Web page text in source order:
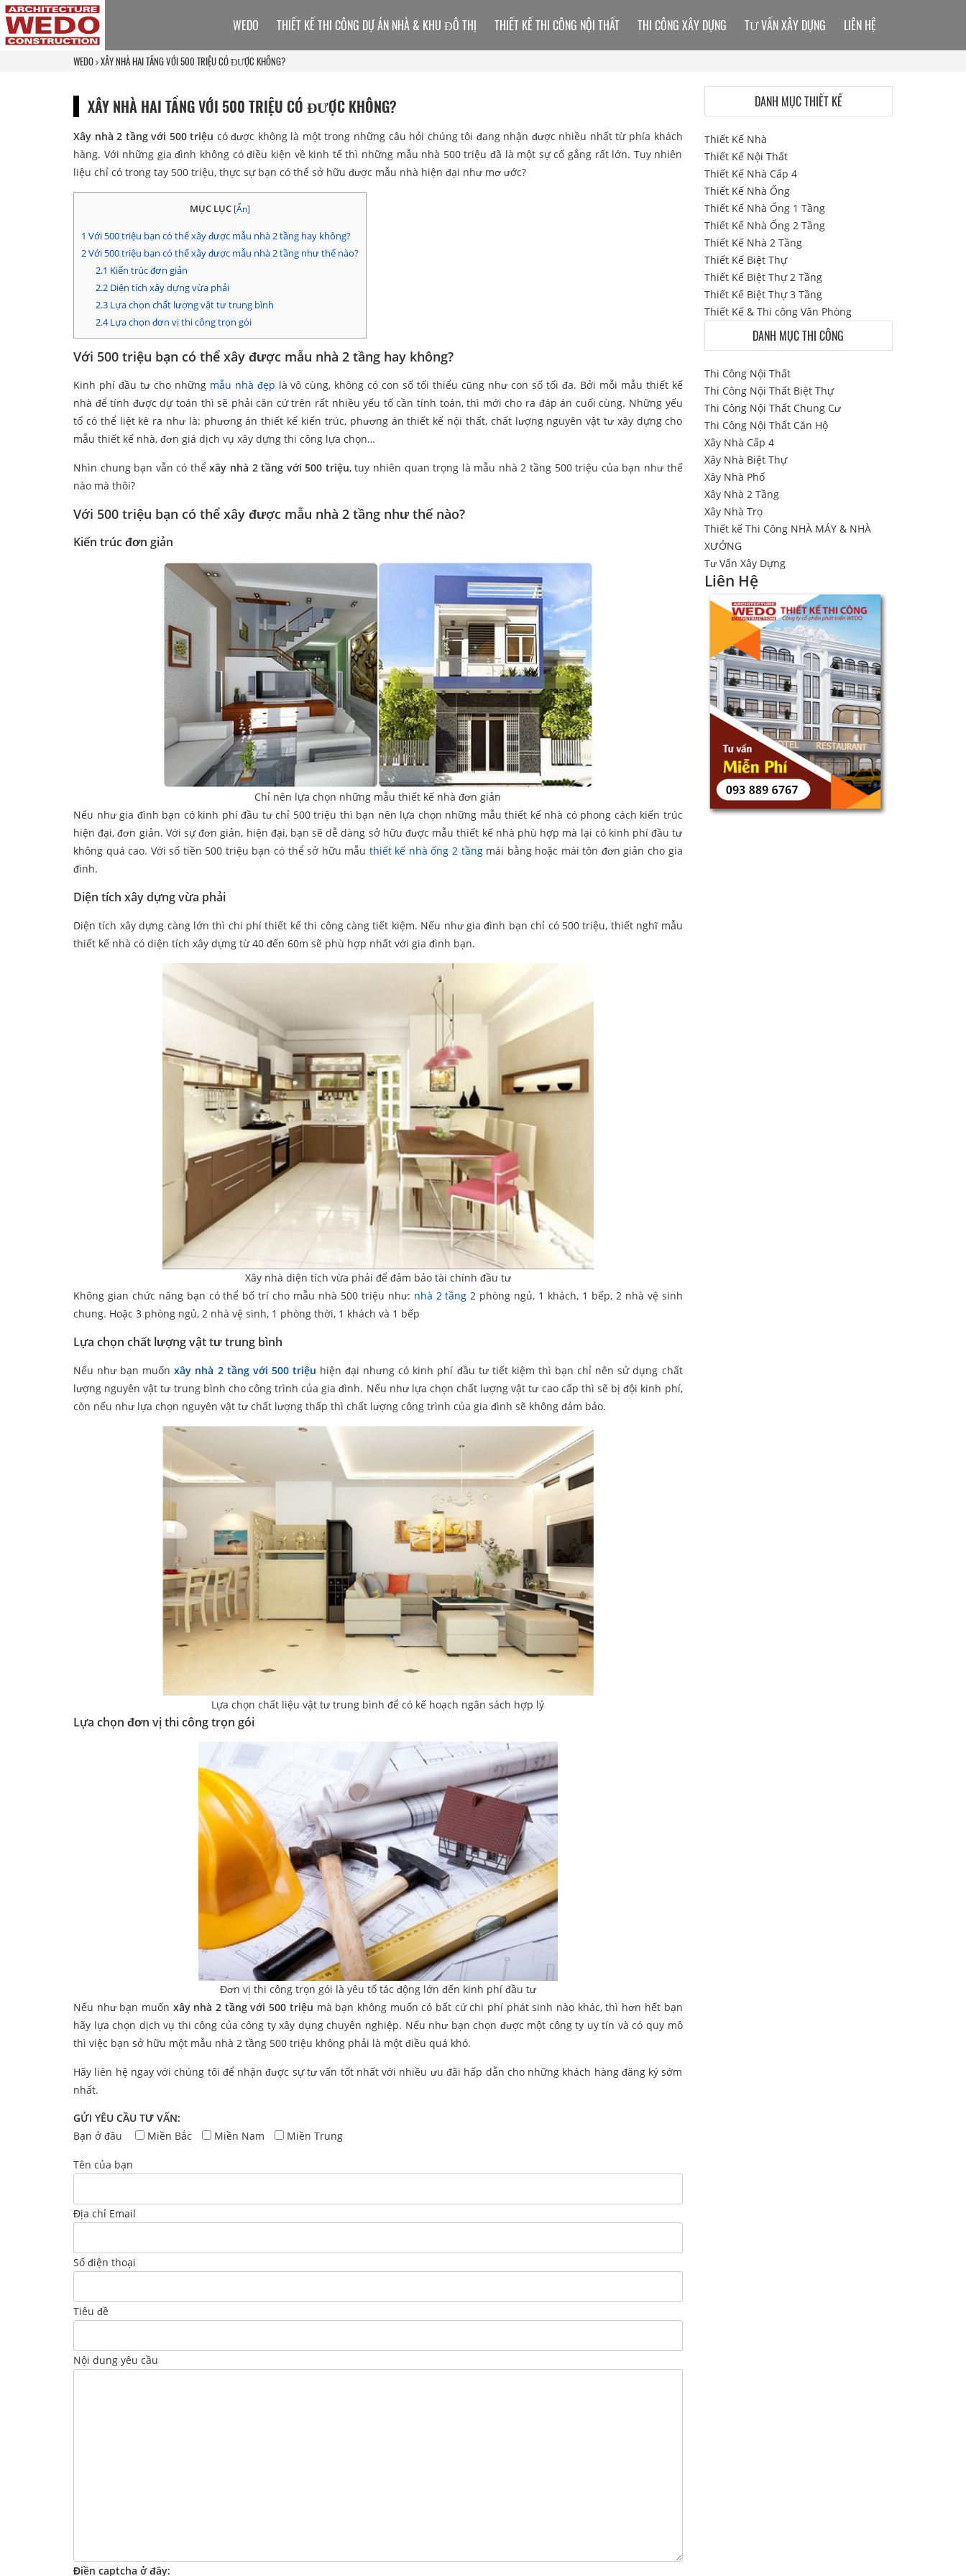
WEDO XÂY NHÀ HAI TẦNG VỚI 500 TRIỆU CÓ ĐƯỢC KHÔNG?
XÂY NHÀ HAI TẦNG VỚI 500 TRIỆU CÓ ĐƯỢC KHÔNG?
Xây nhà 2 tầng với 500 triệu có được không là một trong những câu hỏi chúng tôi đang nhận được nhiều nhất từ phía khách
hàng. Với những gia đình không có điều kiện về kinh tế thì những mẫu nhà 500 triệu đã là một sự cố gắng rất lớn. Tuy nhiên
liệu chỉ có trong tay 500 triệu, thực sự bạn có thể sở hữu được mẫu nhà hiện đại như mơ ước?
MỤC LỤC [Ẩn]
1 Với 500 triệu bạn có thể xây được mẫu nhà 2 tầng hay không?
2Với 500 triệu bạn có thể xây được mẫu nhà 2 tầng như thế nào?
2.1 Kiến trúc đơn giản
2.2Diện tích xây dựng vừa phải
2.3Lựa chọn chất lượng vật tư trung bình
2.4Lựa chọn đơn vị thi công trọn gói
Với 500 triệu bạn có thể xây được mẫu nhà 2 tầng hay không?
Kinh phí đầu tư cho những mẫu nhà đẹp là vô cùng, không có con số tối thiểu cũng như con số tối đa. Bởi mỗi mẫu thiết kế
nhà để tính được dự toán thì sẽ phải căn cứ trên rất nhiều yếu tố cần tính toán, thì mới cho ra đáp án cuối cùng. Những yếu
tố có thể liệt kê ra như là: phương án thiết kế kiến trúc, phương án thiết kế nội thất, chất lượng nguyên vật tư xây dựng cho
mẫu thiết kế nhà, đơn giá dịch vụ xây dựng thi công lựa chọn…
Nhìn chung bạn vẫn có thểxây nhà 2 tầng với 500 triệu, tuy nhiên quan trọng là mẫu nhà 2 tầng 500 triệu của bạn như thế
nào mà thôi?
Với 500 triệu bạn có thể xây được mẫu nhà 2 tầng như thế nào?
Kiến trúc đơn giản
Chỉ nên lựa chọn những mẫu thiết kế nhà đơn giản
Nếu như gia đình bạn có kinh phí đầu tư chỉ 500 triệu thì bạn nên lựa chọn những mẫu thiết kế nhà có phong cách kiến trúc
hiện đại, đơn giản. Với sự đơn giản, hiện đại, bạn sẽ dễ dàng sở hữu được mẫu thiết kế nhà phù hợp mà lại có kinh phí đầu tư
không quá cao. Với số tiền 500 triệu bạn có thể sở hữu mẫu thiết kế nhà ống 2 tầngmái bằng hoặc mái tôn đơn giản cho gia
đình.
Diện tích xây dựng vừa phải
Diện tích xây dựng càng lớn thì chi phí thiết kế thi công càng tiết kiệm. Nếu như gia đình bạn chỉ có 500 triệu, thiết nghĩ mẫu
thiết kế nhà có diện tích xây dựng từ 40 đến 60m sẽ phù hợp nhất với gia đình bạn.
Xây nhà diện tích vừa phải để đảm bảo tài chính đầu tư
Không gian chức năng bạn có thể bố trí cho mẫu nhà 500 triệu như: nhà 2 tầng 2 phòng ngủ, 1 khách, 1 bếp, 2 nhà vệ sinh
chung. Hoặc 3 phòng ngủ, 2 nhà vệ sinh, 1 phòng thời, 1 khách và 1 bếp
Lựa chọn chất lượng vật tư trung bình
Nếu như bạn muốnxây nhà 2 tầng với 500 triệu hiện đại nhưng có kinh phí đầu tư tiết kiệm thì bạn chỉ nên sử dụng chất
lượng nguyên vật tư trung bình cho công trình của gia đình. Nếu như lựa chọn chất lượng vật tư cao cấp thì sẽ bị đội kinh phí,
còn nếu như lựa chọn nguyên vật tư chất lượng thấp thì chất lượng công trình của gia đình sẽ không đảm bảo.
Lựa chọn chất liệu vật tư trung bình để có kế hoạch ngân sách hợp lý
Lựa chọn đơn vị thi công trọn gói
Đơn vị thi công trọn gói là yêu tố tác động lớn đến kinh phí đầu tư
Nếu như bạn muốn xây nhà 2 tầng với 500 triệu mà bạn không muốn có bất cứ chi phí phát sinh nào khác, thì hơn hết bạn
hãy lựa chọn dịch vụ thi công của công ty xây dụng chuyên nghiệp. Nếu như bạn chọn được một công ty uy tín và có quy mô
thì việc bạn sở hữu một mẫu nhà 2 tầng 500 triệu không phải là một điều quá khó.
Hãy liên hệ ngay với chúng tôi để nhận được sự tư vấn tốt nhất với nhiều ưu đãi hấp dẫn cho những khách hàng đăng ký sớm
nhất.
GỬI YÊU CẦU TƯ VẤN:
Bạn ở đâu
Miền Bắc Miền Nam Miền Trung
Tên của bạn
Địa chỉ Email
Số điện thoại
Tiêu đề
Nội dung yêu cầu
Điền captcha ở đây:
WEDO THIẾT KẾ THI CÔNG DỰ ÁN NHÀ & KHU ĐÔ THỊ THIẾT KẾ THI CÔNG NỘI THẤT THI CÔNG XÂY DỰNG TƯ VẤN XÂY DỰNG LIÊN HỆ
DANH MỤC THIẾT KẾ
Thiết Kế Nhà
Thiết Kế Nội Thất
Thiết Kế Nhà Cấp 4
Thiết Kế Nhà Ống
Thiết Kế Nhà Ống 1 Tầng
Thiết Kế Nhà Ống 2 Tầng
Thiết Kế Nhà 2 Tầng
Thiết Kế Biệt Thự
Thiết Kế Biệt Thự 2 Tầng
Thiết Kế Biệt Thự 3 Tầng
Thiết Kế & Thi công Văn Phòng
DANH MỤC THI CÔNG
Thi Công Nội Thất
Thi Công Nội Thất Biệt Thự
Thi Công Nội Thất Chung Cư
Thi Công Nội Thất Căn Hộ
Xây Nhà Cấp 4
Xây Nhà Biệt Thự
Xây Nhà Phố
Xây Nhà 2 Tầng
Xây Nhà Trọ
Thiết kế Thi Công NHÀ MÁY & NHÀ
XƯỞNG
Tư Vấn Xây Dựng
Liên Hệ